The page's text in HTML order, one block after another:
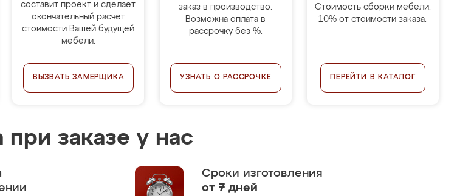
составит проект и сделает
окончательный расчёт
стоимости Вашей будущей
мебели.
ВЫЗВАТЬ ЗАМЕРЩИКА
заказ в производство.
Возможна оплата в
рассрочку без %.
УЗНАТЬ О РАССРОЧКЕ
Стоимость сборки мебели:
10% от стоимости заказа.
ПЕРЕЙТИ В КАТАЛОГ
при заказе у нас
Сроки изготовления
от 7 дней